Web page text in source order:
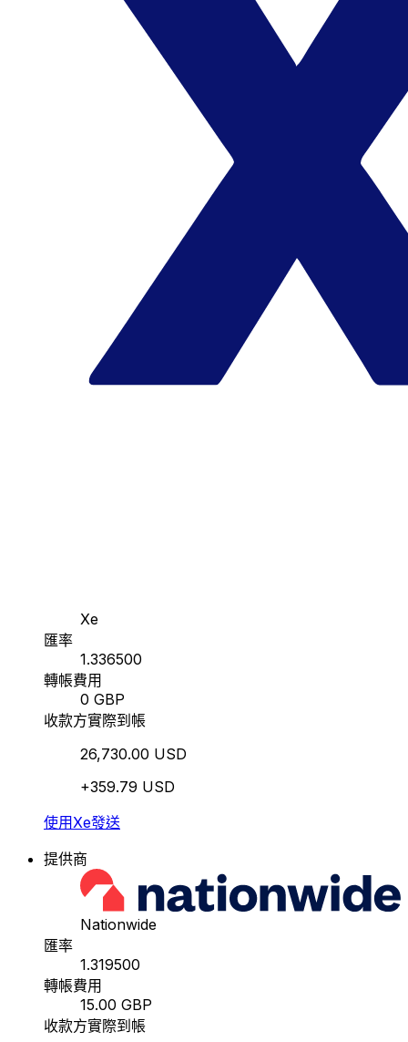
Xe
匯率
1.336500
轉帳費用
0 GBP
收款方實際到帳
26,730.00 USD
+359.79 USD
使用Xe發送
提供商
Nationwide
匯率
1.319500
轉帳費用
15.00 GBP
收款方實際到帳